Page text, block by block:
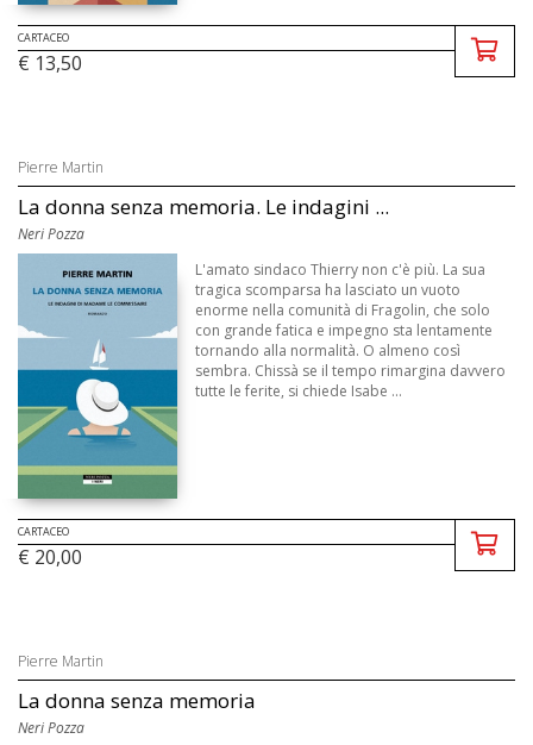
CARTACEO
€ 13,50
Pierre Martin
La donna senza memoria. Le indagini ...
Neri Pozza
L'amato sindaco Thierry non c'è più. La sua
tragica scomparsa ha lasciato un vuoto
enorme nella comunità di Fragolin, che solo
con grande fatica e impegno sta lentamente
tornando alla normalità. O almeno così
sembra. Chissà se il tempo rimargina davvero
tutte le ferite, si chiede Isabe ...
CARTACEO
€ 20,00
Pierre Martin
La donna senza memoria
Neri Pozza